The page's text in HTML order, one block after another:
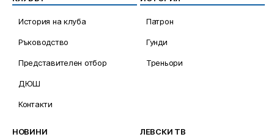
История на клуба
Ръководство
Представителен отбор
ДЮШ
Контакти
Патрон
Гунди
Треньори
НОВИНИ ЛЕВСКИ ТВ